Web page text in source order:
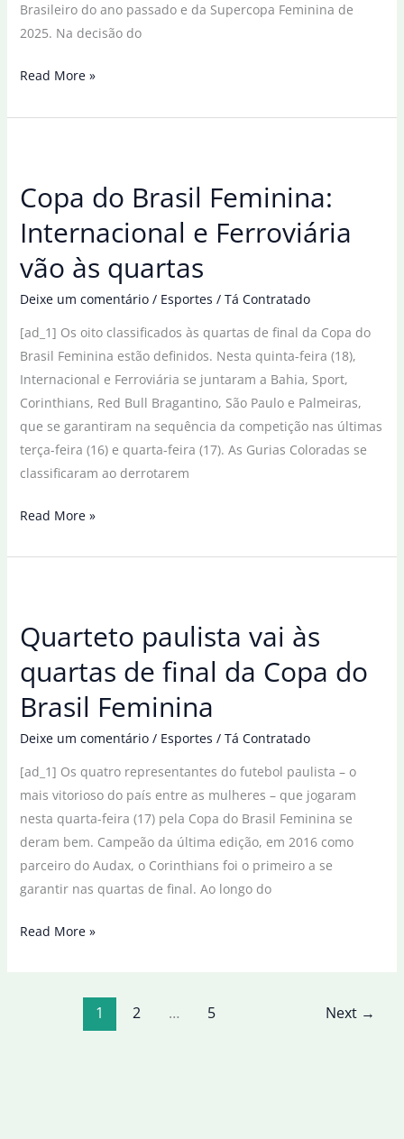
Brasileiro do ano passado e da Supercopa Feminina de
2025. Na decisão do
Copa
Brasil
São
e
Corinthians
quartas
Read More »
Copa do Brasil Feminina:
Internacional e Ferroviária
vão às quartas
Deixe um comentário / Esportes / Tá Contratado
[ad_1] Os oito classificados às quartas de final da Copa do
Brasil Feminina estão definidos. Nesta quinta-feira (18),
Internacional e Ferroviária se juntaram a Bahia, Sport,
Corinthians, Red Bull Bragantino, São Paulo e Palmeiras,
que se garantiram na sequência da competição nas últimas
terça-feira (16) e quarta-feira (17). As Gurias Coloradas se
classificaram ao derrotarem
Copa
Brasil
e
Ferroviária
vão
às
Read More »
Quarteto paulista vai às
quartas de final da Copa do
Brasil Feminina
Deixe um comentário / Esportes / Tá Contratado
[ad_1] Os quatro representantes do futebol paulista – o
mais vitorioso do país entre as mulheres – que jogaram
nesta quarta-feira (17) pela Copa do Brasil Feminina se
deram bem. Campeão da última edição, em 2016 como
parceiro do Audax, o Corinthians foi o primeiro a se
garantir nas quartas de final. Ao longo do
Quarteto
Read More »
1 2 … 5 Next →